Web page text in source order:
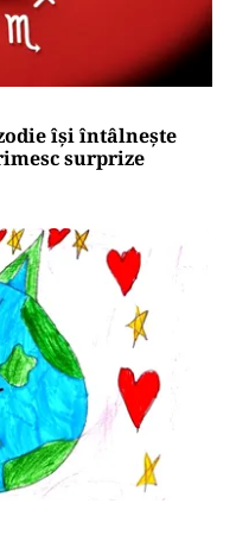
își întâlnește
surprize